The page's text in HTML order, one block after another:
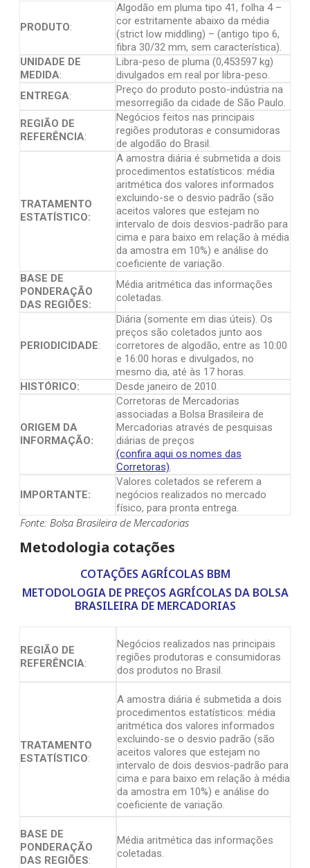
PRODUTO:
Algodão em pluma tipo 41, folha 4 –
cor estritamente abaixo da média
(strict low middling) – (antigo tipo 6,
fibra 30/32 mm, sem característica).
UNIDADE DE
MEDIDA:
Libra-peso de pluma (0,453597 kg)
divulgados em real por libra-peso.
ENTREGA:
Preço do produto posto-indústria na
mesorregião da cidade de São Paulo.
REGIÃO DE
REFERÊNCIA:
Negócios feitos nas principais
regiões produtoras e consumidoras
de algodão do Brasil.
TRATAMENTO
ESTATÍSTICO:
A amostra diária é submetida a dois
procedimentos estatísticos: média
aritmética dos valores informados
excluindo-se o desvio padrão (são
aceitos valores que estejam no
intervalo de dois desvios-padrão para
cima e para baixo em relação à média
da amostra em 10%) e análise do
coeficiente de variação.
BASE DE
PONDERAÇÃO
DAS REGIÕES:
Média aritmética das informações
coletadas.
PERIODICIDADE:
Diária (somente em dias úteis). Os
preços são coletados junto aos
corretores de algodão, entre as 10:00
e 16:00 horas e divulgados, no
mesmo dia, até às 17 horas.
HISTÓRICO:
Desde janeiro de 2010.
ORIGEM DA
INFORMAÇÃO:
Corretoras de Mercadorias
associadas a Bolsa Brasileira de
Mercadorias através de pesquisas
diárias de preços
(confira aqui os nomes das
Corretoras).
IMPORTANTE:
Valores coletados se referem a
negócios realizados no mercado
físico, para pronta entrega.
Fonte: Bolsa Brasileira de Mercadorias
Metodologia cotações
COTAÇÕES AGRÍCOLAS BBM
METODOLOGIA DE PREÇOS AGRÍCOLAS DA BOLSA
BRASILEIRA DE MERCADORIAS
REGIÃO DE
REFERÊNCIA:
Negócios realizados nas principais
regiões produtoras e consumidoras
dos produtos no Brasil.
TRATAMENTO
ESTATÍSTICO:
A amostra diária é submetida a dois
procedimentos estatísticos: média
aritmética dos valores informados
excluindo-se o desvio padrão (são
aceitos valores que estejam no
intervalo de dois desvios-padrão para
cima e para baixo em relação à média
da amostra em 10%) e análise do
coeficiente de variação.
BASE DE
PONDERAÇÃO
DAS REGIÕES:
Média aritmética das informações
coletadas.